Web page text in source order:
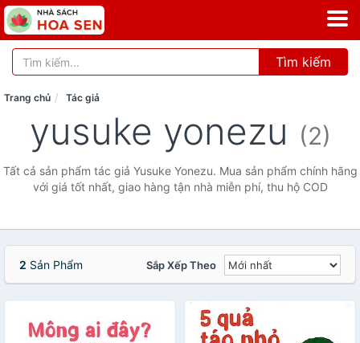
Tìm kiếm
Trang chủ Tác giả
yusuke yonezu (2)
Tất cả sản phẩm tác giả Yusuke Yonezu. Mua sản phẩm chính hãng
với giá tốt nhất, giao hàng tận nhà miễn phí, thu hộ COD
2 Sản Phẩm Sắp Xếp Theo